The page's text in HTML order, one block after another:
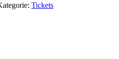
Tickets